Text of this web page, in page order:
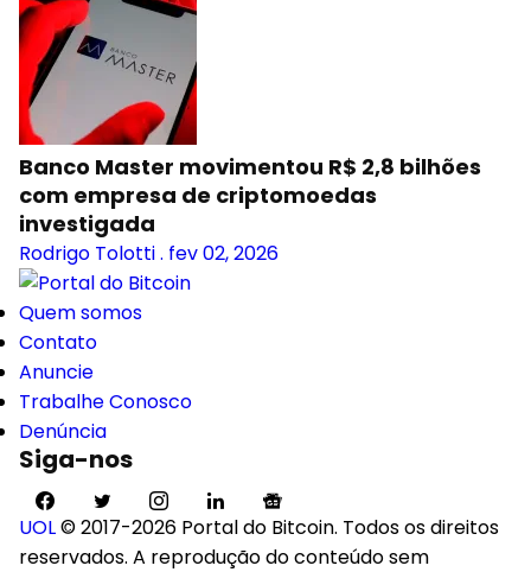
Banco Master movimentou R$ 2,8 bilhões
com empresa de criptomoedas
investigada
Rodrigo Tolotti. fev 02, 2026
Quem somos
Contato
Anuncie
Trabalhe Conosco
Denúncia
Siga-nos
UOL© 2017-2026 Portal do Bitcoin. Todos os direitos
reservados. A reprodução do conteúdo sem